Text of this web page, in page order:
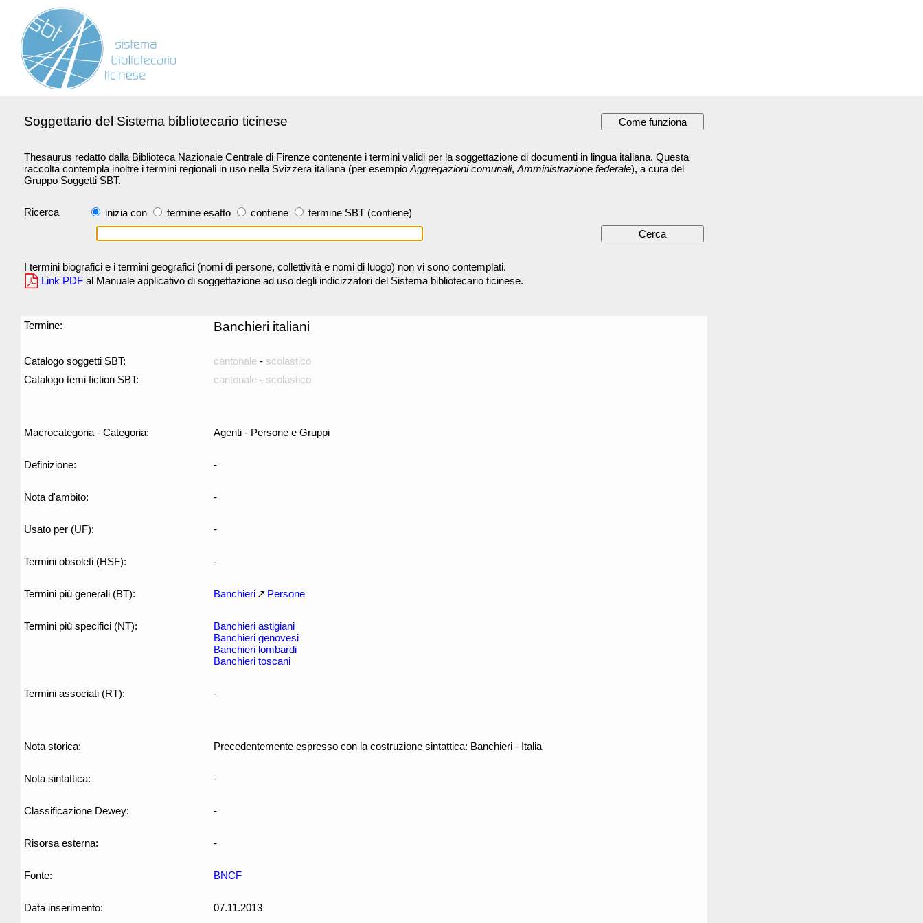
Soggettario del Sistema bibliotecario ticinese
Thesaurus redatto dalla Biblioteca Nazionale Centrale di Firenze contenente i termini validi per la soggettazione di documenti in lingua italiana. Questa
raccolta contempla inoltre i termini regionali in uso nella Svizzera italiana (per esempio Aggregazioni comunali, Amministrazione federale), a cura del
Gruppo Soggetti SBT.
Ricerca inizia con termine esatto contiene termine SBT (contiene)
I termini biografici e i termini geografici (nomi di persone, collettività e nomi di luogo) non vi sono contemplati.
Link PDF al Manuale applicativo di soggettazione ad uso degli indicizzatori del Sistema bibliotecario ticinese.
Termine: Banchieri italiani
Catalogo soggetti SBT: cantonale - scolastico
Catalogo temi fiction SBT:
cantonale - scolastico
Macrocategoria - Categoria: Agenti - Persone e Gruppi
Definizione: -
Nota d'ambito: -
Usato per (UF): -
Termini obsoleti (HSF): -
Termini più generali (BT): Banchieri Persone
Termini più specifici (NT):
Banchieri astigiani
Banchieri genovesi
Banchieri lombardi
Banchieri toscani
Termini associati (RT): -
Nota storica: Precedentemente espresso con la costruzione sintattica: Banchieri - Italia
Nota sintattica: -
Classificazione Dewey: -
Risorsa esterna: -
Fonte: BNCF
Data inserimento: 07.11.2013